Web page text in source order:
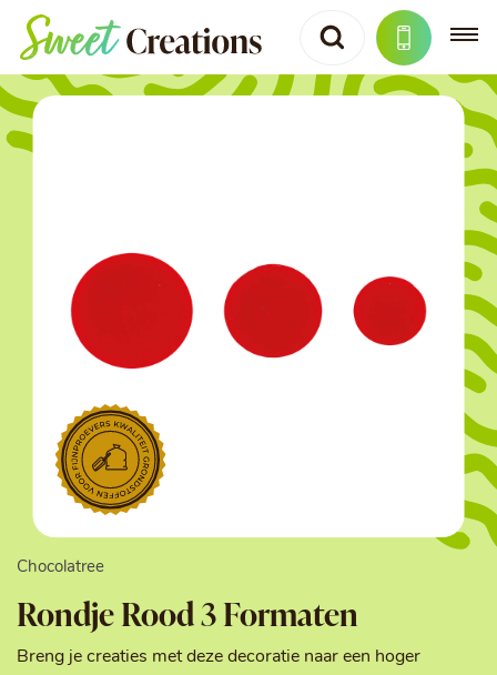
Chocolatree
Rondje Rood 3 Formaten
Breng je creaties met deze decoratie naar een hoger